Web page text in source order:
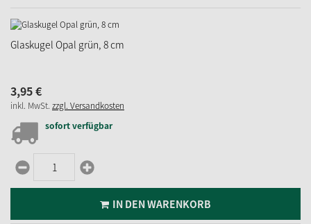
Glaskugel Opal grün, 8 cm
3,95€
inkl. MwSt. zzgl. Versandkosten
sofort verfügbar
IN DEN WARENKORB